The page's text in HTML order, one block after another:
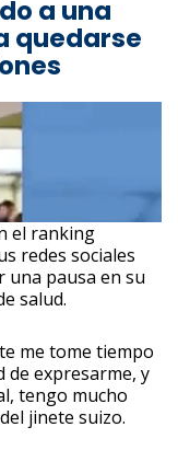
a una
quedarse
el ranking
redes sociales
una pausa en su
salud.
me tome tiempo
de expresarme, y
tengo mucho
jinete suizo.